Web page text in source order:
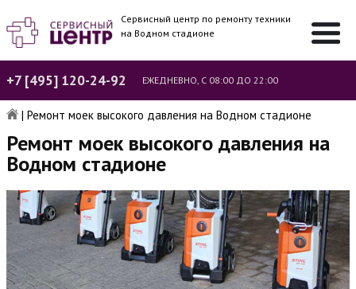
Сервисный центр по ремонту техники
на Водном стадионе
+7 [495] 120-24-92 ЕЖЕДНЕВНО, С 08:00 ДО 22:00
| Ремонт моек высокого давления на Водном стадионе
Ремонт моек высокого давления на
Водном стадионе